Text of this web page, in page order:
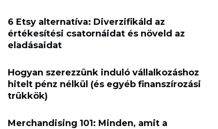
6 Etsy alternatíva: Diverzifikáld az
értékesítési csatornáidat és növeld az
eladásaidat
Hogyan szerezzünk induló vállalkozáshoz
hitelt pénz nélkül (és egyéb finanszírozási
trükkök)
Merchandising 101: Minden, amit a